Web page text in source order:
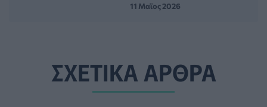
11 Μαϊος 2026
ΣΧΕΤΙΚΑ ΑΡΘΡΑ